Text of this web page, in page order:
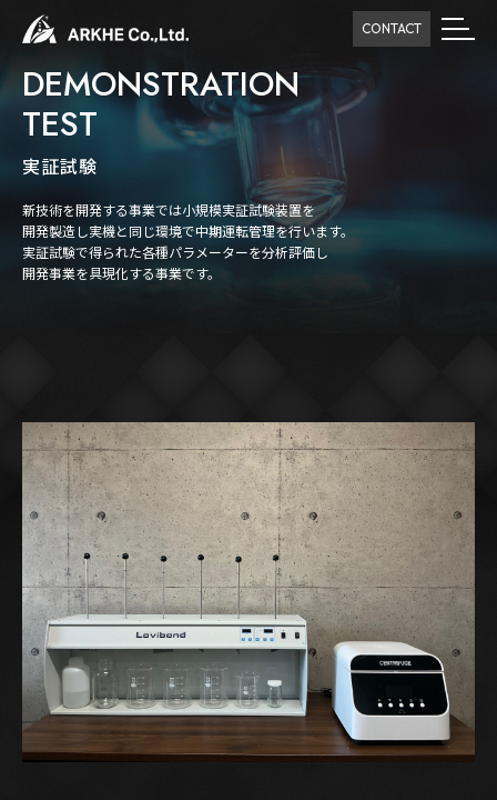
CONTACT
DEMONSTRATION
TEST
実証試験
新技術を開発する事業では小規模実証試験装置を
開発製造し実機と同じ環境で中期運転管理を行います。
実証試験で得られた各種パラメーターを分析評価し
開発事業を具現化する事業です。